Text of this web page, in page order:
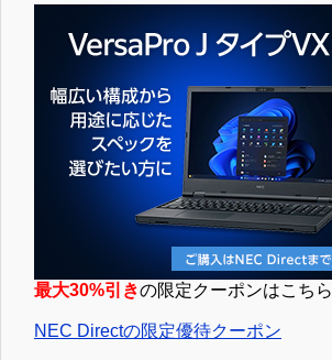
最大30%引きの限定クーポンはこちら
NEC Directの限定優待クーポン